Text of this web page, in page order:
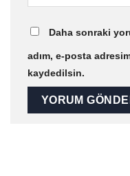
Daha sonraki
adım, e-posta
kaydedilsin.